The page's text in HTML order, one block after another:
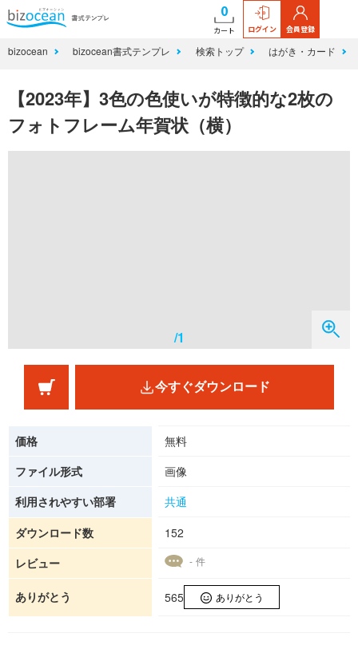
0
カート ログイン 会員登録
bizocean bizocean書式テンプレ 検索トップ はがき・カード
【2023年】3色の色使いが特徴的な2枚の
フォトフレーム年賀状（横）
/1
今すぐダウンロード
価格
無料
ファイル形式
画像
利用されやすい部署
共通
ダウンロード数
152
レビュー
- 件
ありがとう 565 ありがとう